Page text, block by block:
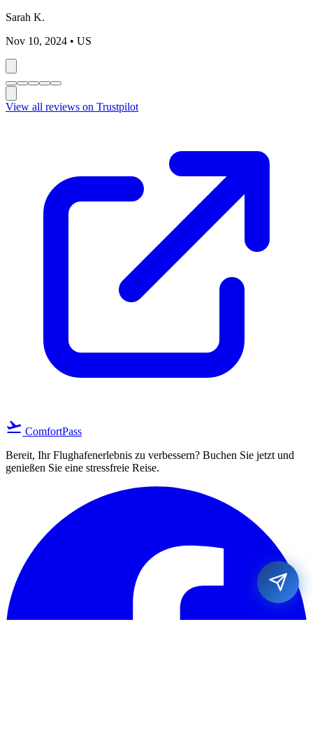
Sarah K.
Nov 10, 2024 • US
View all reviews on Trustpilot
flight_takeoff ComfortPass
Bereit, Ihr Flughafenerlebnis zu verbessern? Buchen Sie jetzt und
genießen Sie eine stressfreie Reise.